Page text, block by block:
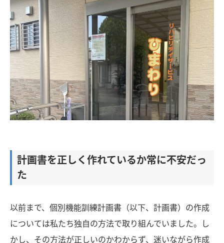
計画書を正しく作れているか常に不安だっ
た
以前まで、個別機能訓練計画書（以下、計画書）の作成
については私たち独自の方法で取り組んでいました。し
かし、その方法が正しいのかわからず、迷いながら作成